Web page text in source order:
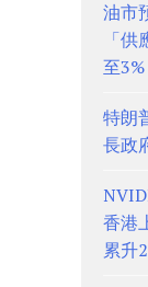
油市
「
至3%
特朗
長政
香港
累升